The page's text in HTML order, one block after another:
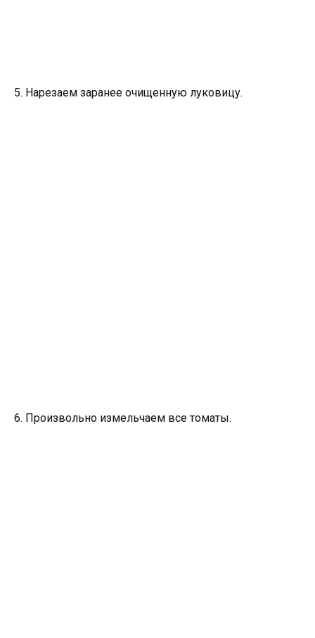
5. Нарезаем заранее очищенную луковицу.
6. Произвольно измельчаем все томаты.